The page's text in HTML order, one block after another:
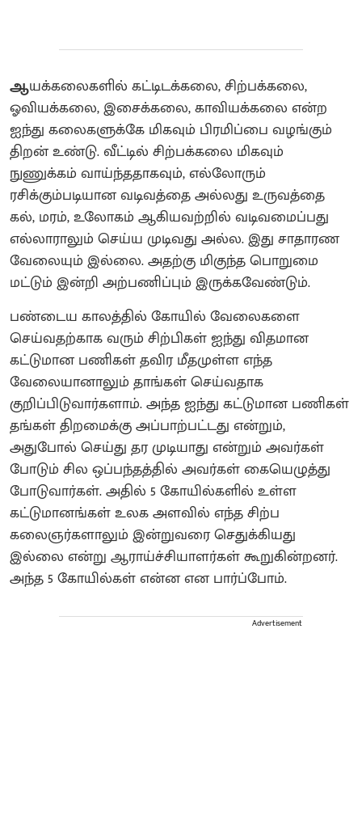
ஆயக்கலைகளில் கட்டிடக்கலை, சிற்பக்கலை,
ஓவியக்கலை, இசைக்கலை, காவியக்கலை என்ற
ஐந்து கலைகளுக்கே மிகவும் பிரமிப்பை வழங்கும்
திறன் உண்டு. வீட்டில் சிற்பக்கலை மிகவும்
நுணுக்கம் வாய்ந்ததாகவும், எல்லோரும்
ரசிக்கும்படியான வடிவத்தை அல்லது உருவத்தை
கல், மரம், உலோகம் ஆகியவற்றில் வடிவமைப்பது
எல்லாராலும் செய்ய முடிவது அல்ல. இது சாதாரண
வேலையும் இல்லை. அதற்கு மிகுந்த பொறுமை
மட்டும் இன்றி அற்பணிப்பும் இருக்கவேண்டும்.
பண்டைய காலத்தில் கோயில் வேலைகளை
செய்வதற்காக வரும் சிற்பிகள் ஐந்து விதமான
கட்டுமான பணிகள் தவிர மீதமுள்ள எந்த
வேலையானாலும் தாங்கள் செய்வதாக
குறிப்பிடுவார்களாம். அந்த ஐந்து கட்டுமான பணிகள்
தங்கள் திறமைக்கு அப்பாற்பட்டது என்றும்,
அதுபோல் செய்து தர முடியாது என்றும் அவர்கள்
போடும் சில ஒப்பந்தத்தில் அவர்கள் கையெழுத்து
போடுவார்கள். அதில் 5 கோயில்களில் உள்ள
கட்டுமானங்கள் உலக அளவில் எந்த சிற்ப
கலைஞர்களாலும் இன்றுவரை செதுக்கியது
இல்லை என்று ஆராய்ச்சியாளர்கள் கூறுகின்றனர்.
அந்த 5 கோயில்கள் என்ன என பார்ப்போம்.
Advertisement